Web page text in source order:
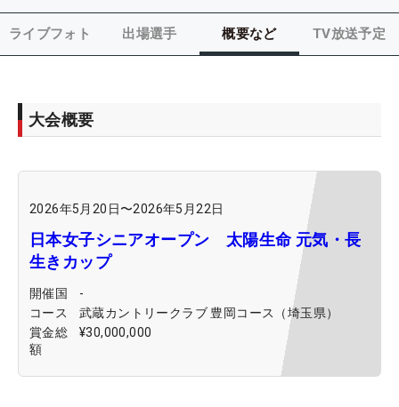
ライブフォト 出場選手 概要など TV放送予定
大会概要
2026年5月20日〜2026年5月22日
日本女子シニアオープン 太陽生命 元気・長
生きカップ
開催国
-
コース
武蔵カントリークラブ 豊岡コース（埼玉県）
賞金総
額
¥30,000,000